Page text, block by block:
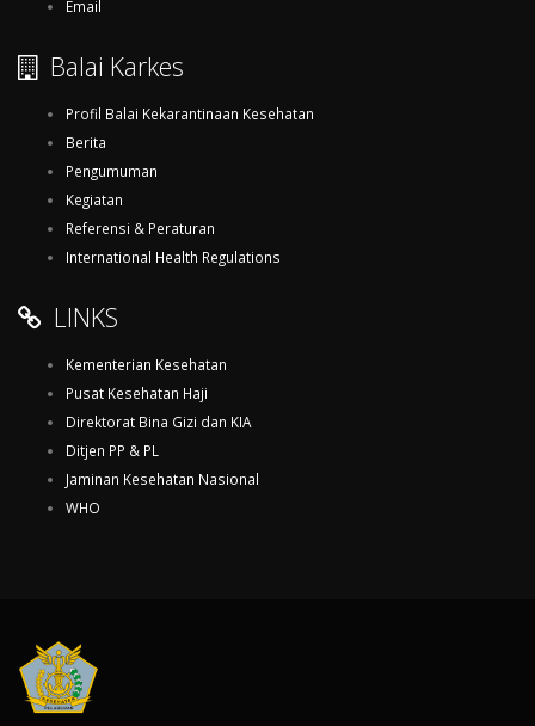
Email
Balai Karkes
Profil Balai Kekarantinaan Kesehatan
Berita
Pengumuman
Kegiatan
Referensi & Peraturan
International Health Regulations
LINKS
Kementerian Kesehatan
Pusat Kesehatan Haji
Direktorat Bina Gizi dan KIA
Ditjen PP & PL
Jaminan Kesehatan Nasional
WHO